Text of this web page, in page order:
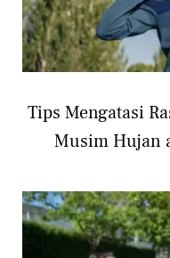
Tips Mengatasi
Musim Hujan